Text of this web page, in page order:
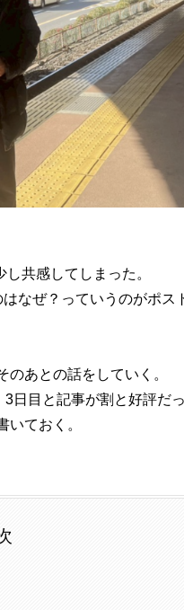
共感してしまった。
なぜ？っていうのがポス
あとの話をしていく。
日目と記事が割と好評だ
ておく。